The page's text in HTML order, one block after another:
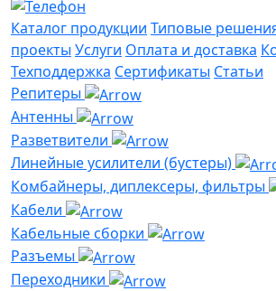
Каталог продукции Типовые
проекты Услуги Оплата и доставка
Техподдержка Сертификаты Статьи
Репитеры
Антенны
Разветвители
Линейные усилители (бустеры)
Комбайнеры, диплексеры, фильтры
Кабели
Кабельные сборки
Разъемы
Переходники